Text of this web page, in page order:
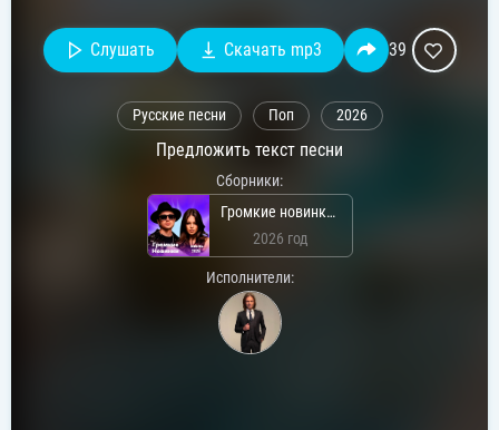
Слушать Скачать mp3 39
Русские песни Поп 2026
Предложить текст песни
Сборники:
Громкие новинки: Июль 2026
2026 год
Исполнители: